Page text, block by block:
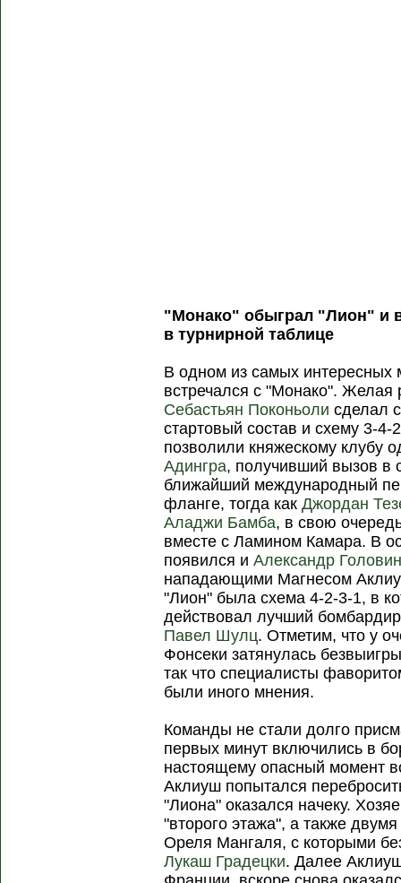
"Монако" обыграл "Лион" и
в турнирной таблице
В одном из самых интересных
встречался с "Монако". Желая
Себастьян Поконьоли сделал
стартовый состав и схему 3-
позволили княжескому клубу
Адингра, получивший вызов в
ближайший международный
фланге, тогда какДжордан
Аладжи Бамба, в свою
вместе с Ламином Камара. В
появился иАлександр
нападающими Магнесом
"Лион" была схема 4-2-3-1, в
действовал лучший
Павел Шулц. Отметим, что у
Фонсеки затянулась
так что специалисты
были иного мнения.
Команды не стали долго
первых минут включились в
настоящему опасный момент
Аклиуш попытался
"Лиона" оказался начеку.
"второго этажа", а также
Ореля Мангаля, с которыми
Лукаш Градецки. Далее